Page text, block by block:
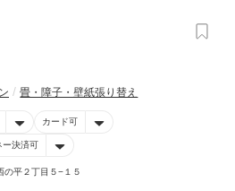
畳・障子・壁紙張り替え
カード可
ー決済可
の平２丁目５−１５